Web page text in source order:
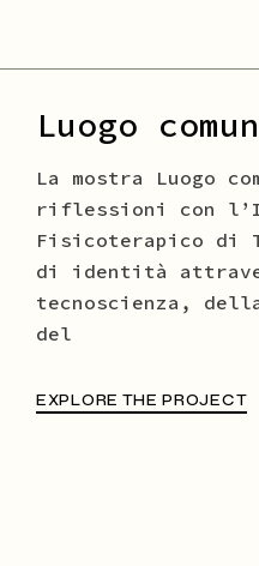
Luogo
La mostra Luogo
riflessioni con
Fisicoterapico di
di identità
tecnoscienza,
del
EXPLORE THE PROJECT